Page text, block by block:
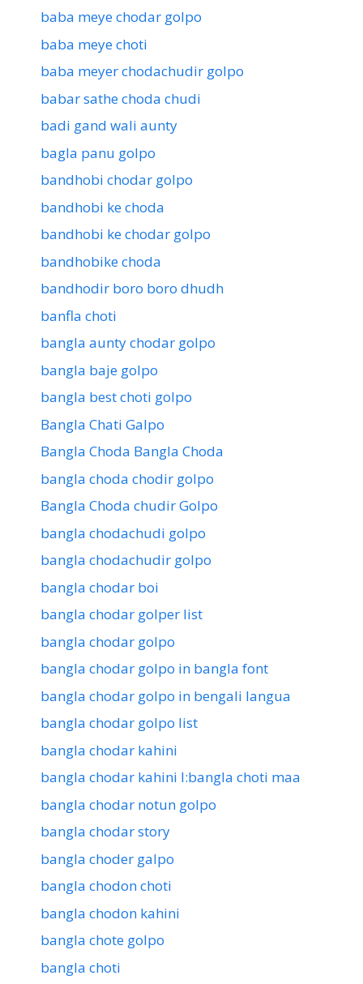
baba meye chodar golpo
baba meye choti
baba meyer chodachudir golpo
babar sathe choda chudi
badi gand wali aunty
bagla panu golpo
bandhobi chodar golpo
bandhobi ke choda
bandhobi ke chodar golpo
bandhobike choda
bandhodir boro boro dhudh
banfla choti
bangla aunty chodar golpo
bangla baje golpo
bangla best choti golpo
Bangla Chati Galpo
Bangla Choda Bangla Choda
bangla choda chodir golpo
Bangla Choda chudir Golpo
bangla chodachudi golpo
bangla chodachudir golpo
bangla chodar boi
bangla chodar golper list
bangla chodar golpo
bangla chodar golpo in bangla font
bangla chodar golpo in bengali langua
bangla chodar golpo list
bangla chodar kahini
bangla chodar kahini l:bangla choti maa
bangla chodar notun golpo
bangla chodar story
bangla choder galpo
bangla chodon choti
bangla chodon kahini
bangla chote golpo
bangla choti